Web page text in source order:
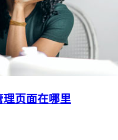
页面在哪里